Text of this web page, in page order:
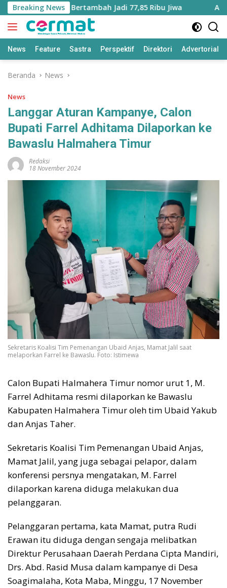
Langsung
ke
konten
Breaking News
Utara Bertambah Jadi 77,85 Ribu Jiwa
News Feature Sastra Perspektif Direktori Advertorial
Beranda News
News
Langgar Aturan Kampanye, Calon
Bupati Farrel Adhitama Dilaporkan ke
Bawaslu Halmahera Timur
Redaksi
18 November 2024
Sekretaris Koalisi Tim Pemenangan Ubaid Anjas, Mamat Jalil saat
melaporkan Farrel ke Bawaslu. Foto: Istimewa
Calon Bupati Halmahera Timur nomor urut 1, M.
Farrel Adhitama resmi dilaporkan ke Bawaslu
Kabupaten Halmahera Timur oleh tim Ubaid Yakub
dan Anjas Taher.
Sekretaris Koalisi Tim Pemenangan Ubaid Anjas,
Mamat Jalil, yang juga sebagai pelapor, dalam
konferensi persnya mengatakan, M. Farrel
dilaporkan karena diduga melakukan dua
pelanggaran.
Pelanggaran pertama, kata Mamat, putra Rudi
Erawan itu diduga dengan sengaja melibatkan
Direktur Perusahaan Daerah Perdana Cipta Mandiri,
Drs. Abd. Rasid Musa dalam kampanye di Desa
Soagimalaha, Kota Maba, Minggu, 17 November